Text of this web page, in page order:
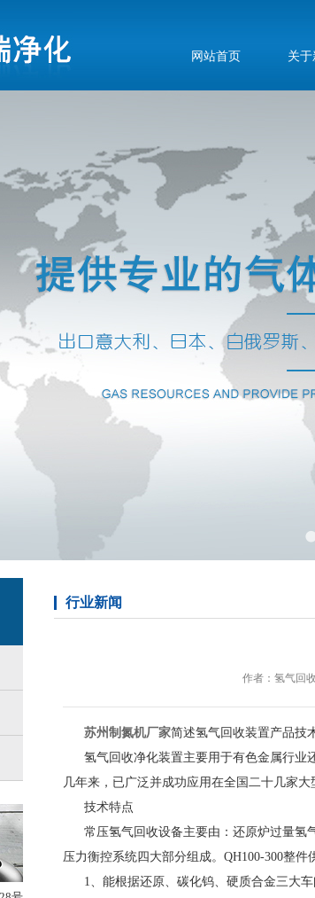
网站首页 关
行业新闻
作者：氢气回
苏州制氮机厂家简述氢气回收装置产品技
氢气回收净化装置主要用于有色金属行业还
几年来，已广泛并成功应用在全国二十几家大
技术特点
常压氢气回收设备主要由：还原炉过量氢
压力衡控系统四大部分组成。QH100-300整件
1、能根据还原、碳化钨、硬质合金三大车